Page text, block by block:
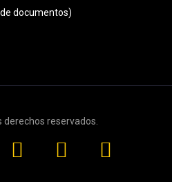
documentos)
derechos reservados.